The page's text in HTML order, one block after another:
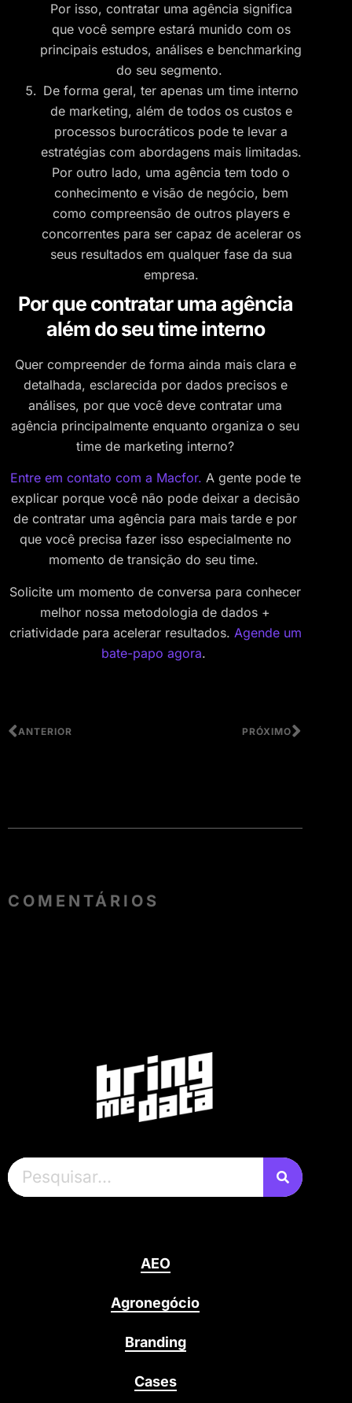
Por isso, contratar uma agência significa
que você sempre estará munido com os
principais estudos, análises e benchmarking
do seu segmento.
De forma geral, ter apenas um time interno
de marketing, além de todos os custos e
processos burocráticos pode te levar a
estratégias com abordagens mais limitadas.
Por outro lado, uma agência tem todo o
conhecimento e visão de negócio, bem
como compreensão de outros players e
concorrentes para ser capaz de acelerar os
seus resultados em qualquer fase da sua
empresa.
Por que contratar uma agência
além do seu time interno
Quer compreender de forma ainda mais clara e
detalhada, esclarecida por dados precisos e
análises, por que você deve contratar uma
agência principalmente enquanto organiza o seu
time de marketing interno?
Entre em contato com a Macfor. A gente pode te
explicar porque você não pode deixar a decisão
de contratar uma agência para mais tarde e por
que você precisa fazer isso especialmente no
momento de transição do seu time.
Solicite um momento de conversa para conhecer
melhor nossa metodologia de dados +
criatividade para acelerar resultados. Agende um
bate-papo agora.
ANTERIOR PRÓXIMO
COMENTÁRIOS
AEO
Agronegócio
Branding
Cases